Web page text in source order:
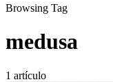
Browsing Tag
medusa
1 artículo